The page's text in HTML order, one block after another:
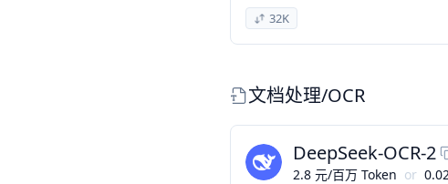
32K
文档处理/OCR
DeepSeek-OCR-2
2.8 元/百万 Token or